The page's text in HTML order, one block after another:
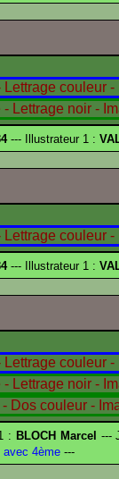
--- Illustrateur 1 :
--- Illustrateur 1 :
: BLOCH Marcel ---
avec 4ème ---